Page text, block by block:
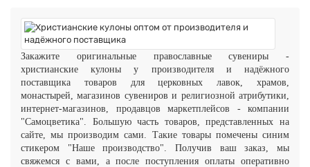
Закажите оригинальные православные сувениры -
христианские кулоны у производителя и надёжного
поставщика товаров для церковных лавок, храмов,
монастырей, магазинов сувениров и религиозной атрибутики,
интернет-магазинов, продавцов маркетплейсов - компании
"Самоцветика". Большую часть товаров, представленных на
сайте, мы производим сами. Такие товары помечены синим
стикером "Наше производство". Получив ваш заказ, мы
свяжемся с вами, а после поступления оплаты оперативно